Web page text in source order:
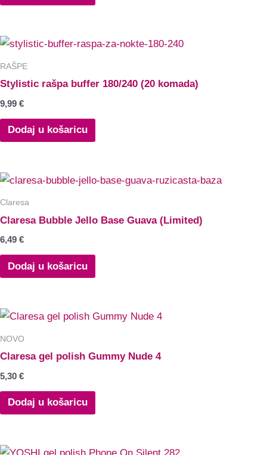
RAŠPE
Stylistic rašpa buffer 180/240 (20 komada)
9,99 €
Dodaj u košaricu
Claresa
Claresa Bubble Jello Base Guava (Limited)
6,49 €
Dodaj u košaricu
NOVO
Claresa gel polish Gummy Nude 4
5,30 €
Dodaj u košaricu